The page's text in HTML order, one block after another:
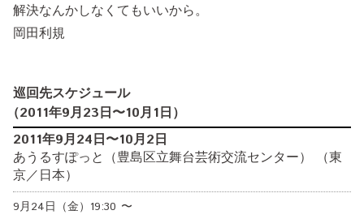
解決なんかしなくてもいいから。
岡田利規
巡回先スケジュール
（2011年9月23日〜10月1日）
2011年9月24日〜10月2日
あうるすぽっと（豊島区立舞台芸術交流センター） （東
京／日本）
9月24日（金） 19:30 〜